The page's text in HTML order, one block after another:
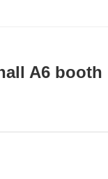
A6 booth